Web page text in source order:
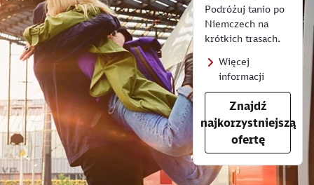
Podróżuj tanio po
Niemczech na
krótkich trasach.
Więcej
informacji
Znajdź
najkorzystniejszą
ofertę